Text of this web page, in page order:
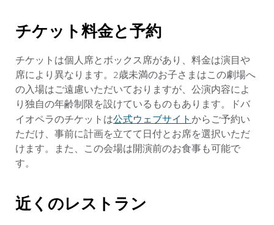
チケット料金と予約
チケットは個人席とボックス席があり、料金は演目や
席により異なります。2歳未満のお子さまはこの劇場へ
の入場はご遠慮いただいておりますが、公演内容によ
り独自の年齢制限を設けているものもあります。ドバ
イオペラのチケットは公式ウェブサイトからご予約い
ただけ、事前に計画を立てて日付とお席を選択いただ
けます。また、この会場は開演前のお食事も可能で
す。
近くのレストラン